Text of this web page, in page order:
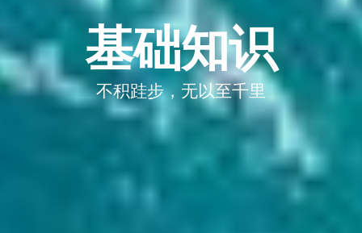
基础知识
不积跬步，无以至千里